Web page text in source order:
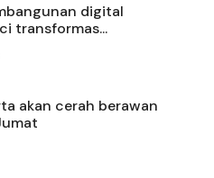
digital
transformas...
akan cerah berawan